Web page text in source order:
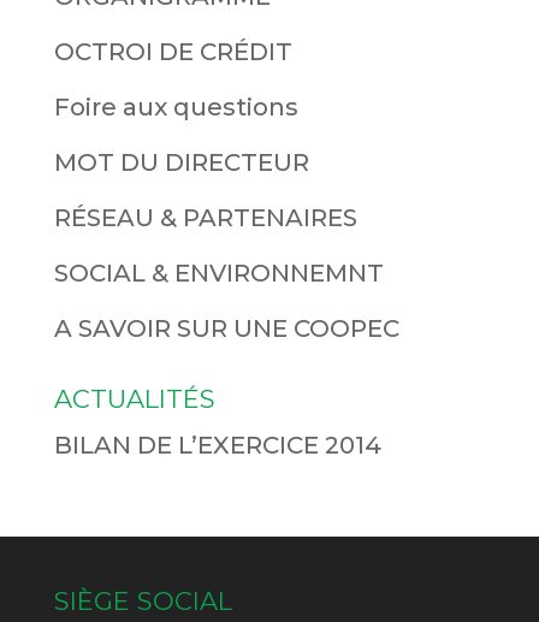
OCTROI DE CRÉDIT
Foire aux questions
MOT DU DIRECTEUR
RÉSEAU & PARTENAIRES
SOCIAL & ENVIRONNEMNT
A SAVOIR SUR UNE COOPEC
ACTUALITÉS
BILAN DE L’EXERCICE 2014
SIÈGE SOCIAL